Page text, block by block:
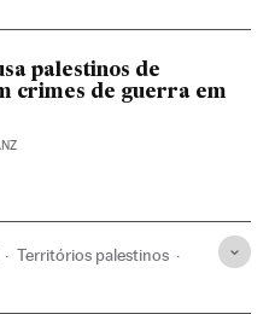
palestinos de
crimes de guerra em
Territórios palestinos